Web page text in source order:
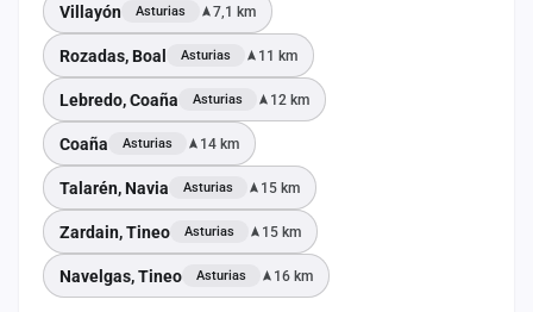
Villayón Asturias 7,1 km
Rozadas, Boal Asturias 11 km
Lebredo, Coaña Asturias 12 km
Coaña Asturias 14 km
Talarén, Navia Asturias 15 km
Zardain, Tineo Asturias 15 km
Navelgas, Tineo Asturias 16 km